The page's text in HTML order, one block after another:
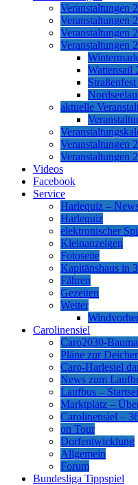
Veranstaltungen
Veranstaltungen
Veranstaltungen
Veranstaltungen
Wattensail
aktuelle
Veranstaltungen
Veranstaltungen
Videos
Facebook
Service
Harlequiz –
Harlequiz
elektronischer
Kleinanzeigen
Fotoseite
Kapitänshaus in
Fähren
Gezeiten
Wetter
Carolinensiel
Caro2030-
Pläne zur
Caro-Harlesiel
News zum
Laufbus –
Marktplatz –
Carolinensiel –
on Tour
Dorfentwicklung
Allgemein
Forum
Bundesliga Tippspiel